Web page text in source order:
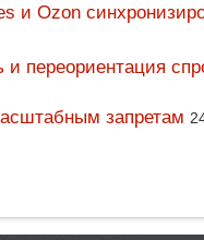
и Ozon
и переориентация
запретам